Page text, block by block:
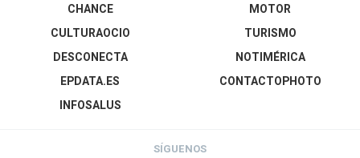
CHANCE
CULTURAOCIO
DESCONECTA
EPDATA.ES
INFOSALUS
MOTOR
TURISMO
NOTIMÉRICA
CONTACTOPHOTO
SÍGUENOS